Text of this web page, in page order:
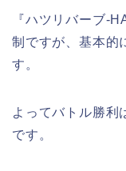
『ハツリバーブ-
制ですが、基本的
す。
よってバトル勝利
です。